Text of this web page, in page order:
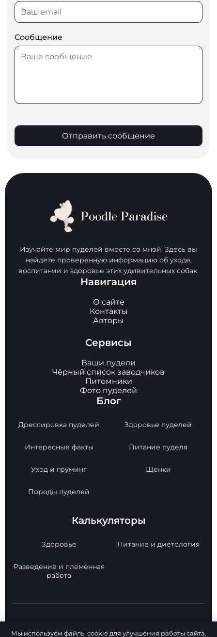
Сообщение
Отправить сообщение
Изучайте мир пуделей вместе со мной. Здесь вы
найдете проверенную информацию об уходе,
воспитании и здоровье этих удивительных собак.
Навигация
О сайте
Контакты
Авторы
Сервисы
Ваши пудели
Чёрный список заводчиков
Питомники
Фото пуделей
Блог
Дрессировка пуделей Здоровье пуделей
Интересные факты Питание пуделя
Уход и груминг Щенки
Породы пуделей
Калькуляторы
Здоровье Питание и диетология
Разведение и племенная
работа
Мы используем файлы cookie для улучшения работы сайта.